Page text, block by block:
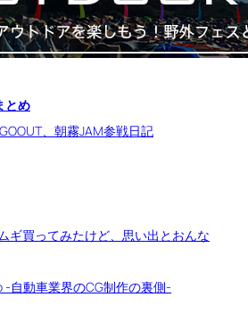
とめ
、朝霧JAM参戦日記
ギ買ってみたけど、思い出とおんな
-自動車業界のCG制作の裏側-